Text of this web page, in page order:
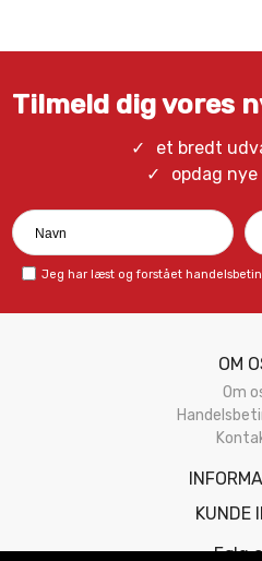
Tilmeld dig vores
et bredt
opdag
Jeg har læst og forstået
OM
Om
KUNDE
Følg